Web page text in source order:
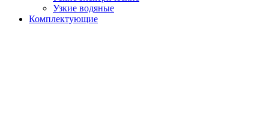
Узкие водяные
Комплектующие